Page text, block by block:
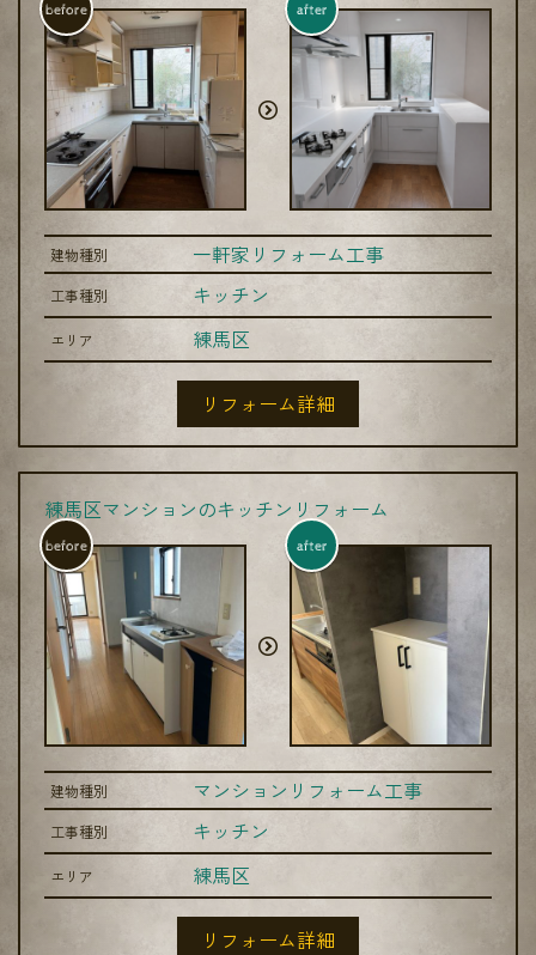
before after
建物種別 一軒家リフォーム工事
工事種別 キッチン
エリア 練馬区
リフォーム詳細
練馬区マンションのキッチンリフォーム
before after
建物種別 マンションリフォーム工事
工事種別 キッチン
エリア 練馬区
リフォーム詳細